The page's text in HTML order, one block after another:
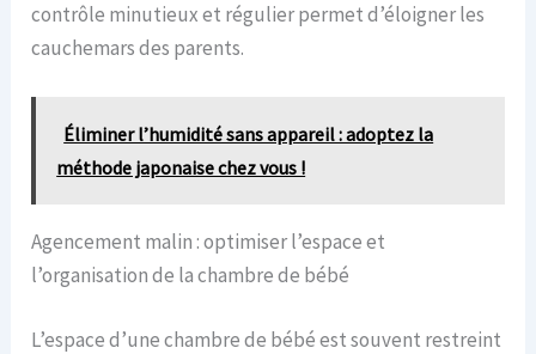
contrôle minutieux et régulier permet d’éloigner les
cauchemars des parents.
Éliminer l’humidité sans appareil : adoptez la
méthode japonaise chez vous !
Agencement malin : optimiser l’espace et
l’organisation de la chambre de bébé
L’espace d’une chambre de bébé est souvent restreint